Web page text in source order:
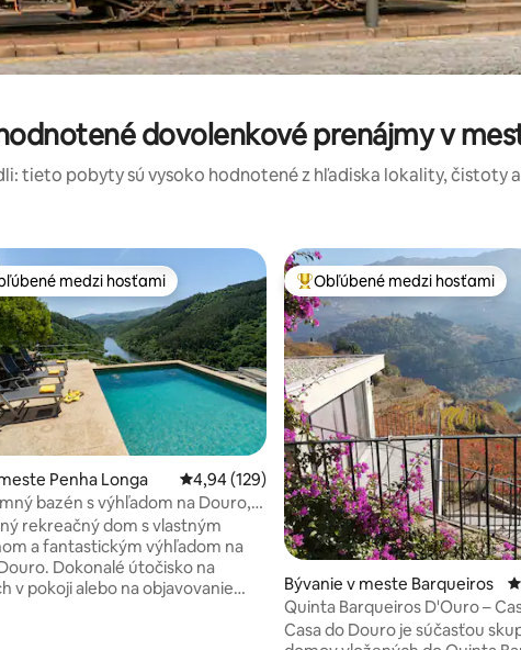
dovolenkové prenájmy v
tieto pobyty sú vysoko hodnotené z hľadiska lokality, čistoty
5 z 5, počet hodnotení: 14
medzi hosťami
medzi hosťami
Penha Longa Priemerné ohodnotenie 4,94 z 5, počet
4,94 (129)
bazén s výhľadom na Douro,
dizajn
rekreačný dom s vlastným
a fantastickým výhľadom na
útočisko na
v pokoji alebo na objavovanie
Najobľúbenejšie medzi hosťami
Obľúbené medzi hosťami
Bývanie v meste Barqueiros
Quinta Barqueiros D'Ouro –
Douro
Casa do Douro je súčasťou